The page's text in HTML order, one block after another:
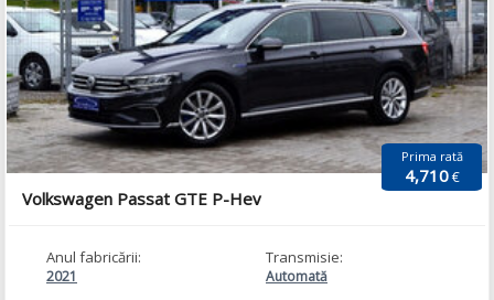
Prima rată
4,710€
Volkswagen Passat GTE P-Hev
Anul fabricării:
2021
Transmisie:
Automată